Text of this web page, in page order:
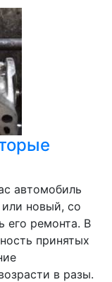
автомобиль
новый, со
его ремонта. В
принятых
в разы.